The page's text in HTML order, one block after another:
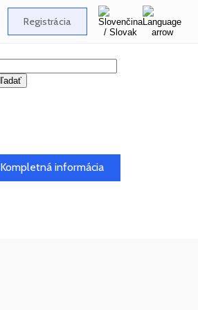
Registrácia
Kompletná informácia